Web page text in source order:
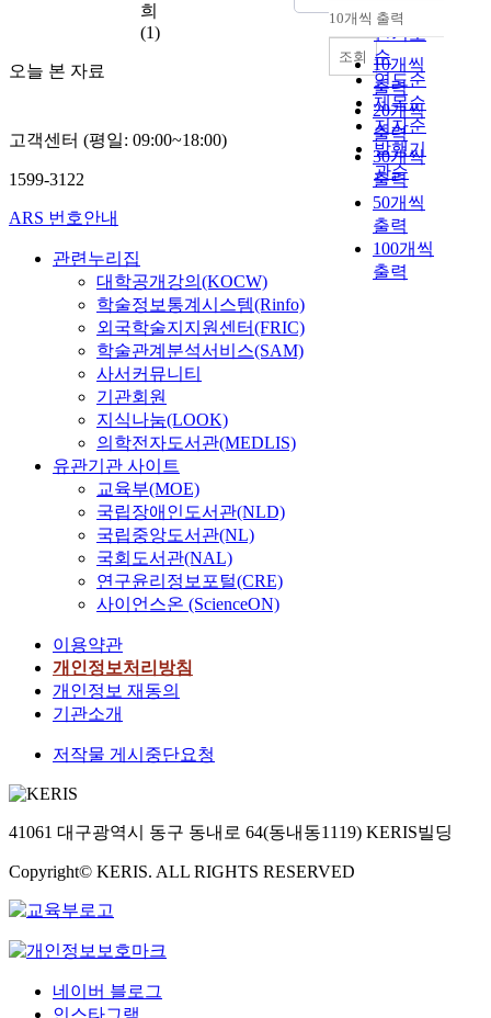
희
(1)
오늘 본 자료
기
순
인기도
순
연도순
제목순
저자순
발행기
관순
내림차순
10개씩 출력
10개씩
출력
20개씩
출력
30개씩
출력
50개씩
출력
100개씩
출력
조회
고객센터 (평일: 09:00~18:00)
1599-3122
ARS 번호안내
관련누리집
대학공개강의(KOCW)
학술정보통계시스템(Rinfo)
외국학술지지원센터(FRIC)
학술관계분석서비스(SAM)
사서커뮤니티
기관회원
지식나눔(LOOK)
의학전자도서관(MEDLIS)
유관기관 사이트
교육부(MOE)
국립장애인도서관(NLD)
국립중앙도서관(NL)
국회도서관(NAL)
연구윤리정보포털(CRE)
사이언스온 (ScienceON)
이용약관
개인정보처리방침
개인정보 재동의
기관소개
저작물 게시중단요청
41061 대구광역시 동구 동내로 64(동내동1119) KERIS빌딩
Copyright© KERIS. ALL RIGHTS RESERVED
네이버 블로그